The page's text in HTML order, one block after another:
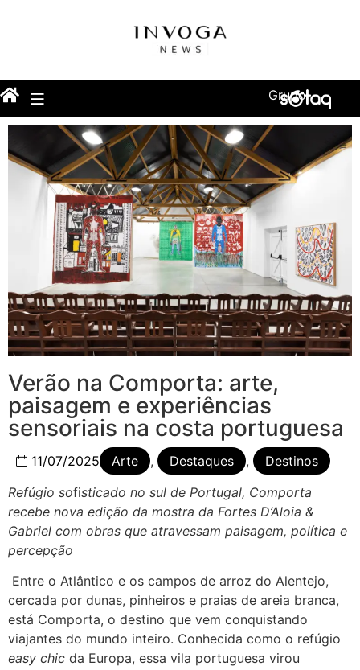
Grupo
Verão na Comporta: arte,
paisagem e experiências
sensoriais na costa portuguesa
11/07/2025 Arte , Destaques ,
Destinos
Refúgio sofisticado no sul de Portugal, Comporta
recebe nova edição da mostra da Fortes D’Aloia &
Gabriel com obras que atravessam paisagem, política e
percepção
Entre o Atlântico e os campos de arroz do Alentejo,
cercada por dunas, pinheiros e praias de areia branca,
está Comporta, o destino que vem conquistando
viajantes do mundo inteiro. Conhecida como o refúgio
easy chic da Europa, essa vila portuguesa virou